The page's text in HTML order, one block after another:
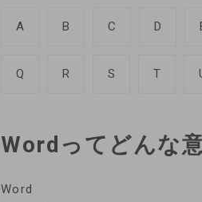
A B C D
Q R S T
Wordってどんな
Word